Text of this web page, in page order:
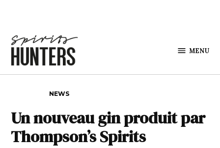
MENU
NEWS
Un nouveau gin produit par
Thompson’s Spirits